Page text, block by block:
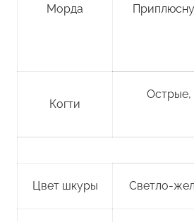
Морда
Когти
Острые,
Цвет шкуры Светло-